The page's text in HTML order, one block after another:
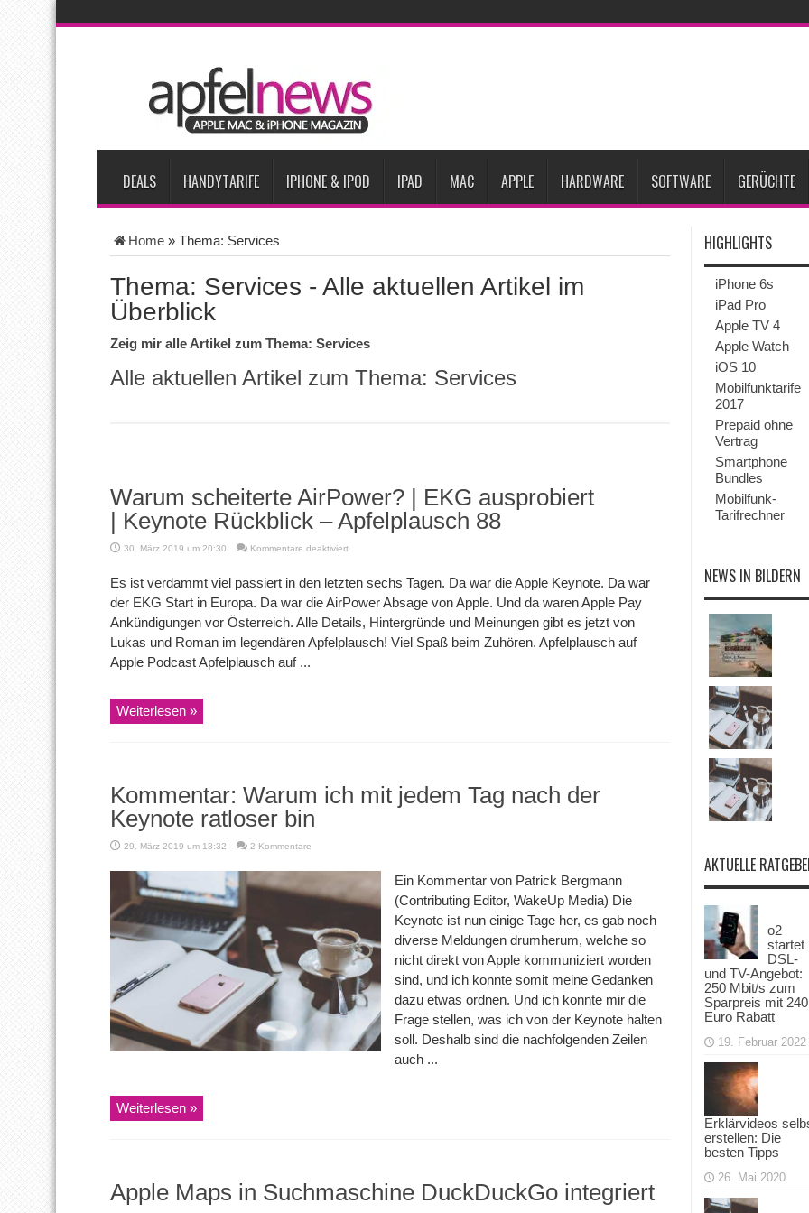
iPhone Ultra lässt Verkauf faltbarer Smartphones 2026 um 20 Prozent steigen
iPhone 18 Pro: Diese 3 großen Upgrades bringt das Top-Modell
iPhone Air 2 für Anfang 2027 erwartet Apples vermutete AirPods mit Kameras sollen bereits im September erscheinen
Apple erzielt 49 Prozent des weltweiten Smartphone-Umsatzes im 2. Quartal
DEALS HANDYTARIFE IPHONE & IPOD IPAD MAC APPLE HARDWARE SOFTWARE GERÜCHTE
Home » Thema: Services
Thema: Services - Alle aktuellen Artikel im
Überblick
Zeig mir alle Artikel zum Thema: Services
Alle aktuellen Artikel zum Thema: Services
Warum scheiterte AirPower? | EKG ausprobiert
| Keynote Rückblick – Apfelplausch 88
30. März 2019 um 20:30 Kommentare deaktiviertfür
AirPower?
| EKG
| Keynote
Rückblick
Es ist verdammt viel passiert in den letzten sechs Tagen. Da war die Apple Keynote. Da war
der EKG Start in Europa. Da war die AirPower Absage von Apple. Und da waren Apple Pay
Ankündigungen vor Österreich. Alle Details, Hintergründe und Meinungen gibt es jetzt von
Lukas und Roman im legendären Apfelplausch! Viel Spaß beim Zuhören. Apfelplausch auf
Apple Podcast Apfelplausch auf ...
Weiterlesen »
Kommentar: Warum ich mit jedem Tag nach der
Keynote ratloser bin
29. März 2019 um 18:32 2 Kommentare
Ein Kommentar von Patrick Bergmann
(Contributing Editor, WakeUp Media) Die
Keynote ist nun einige Tage her, es gab noch
diverse Meldungen drumherum, welche so
nicht direkt von Apple kommuniziert worden
sind, und ich konnte somit meine Gedanken
dazu etwas ordnen. Und ich konnte mir die
Frage stellen, was ich von der Keynote halten
soll. Deshalb sind die nachfolgenden Zeilen
auch ...
Weiterlesen »
Apple Maps in Suchmaschine DuckDuckGo integriert
HIGHLIGHTS
iPhone 6s
iPad Pro
Apple TV 4
Apple Watch
iOS 10
Mobilfunktarife
2017
Prepaid ohne
Vertrag
Smartphone
Bundles
Mobilfunk-
Tarifrechner
NEWS IN BILDERN
AKTUELLE
o2
startet
DSL-
und TV-Angebot:
250 Mbit/s zum
Sparpreis mit 240
Euro Rabatt
19. Februar 2022
Erklärvideos
erstellen: Die
besten Tipps
26. Mai 2020